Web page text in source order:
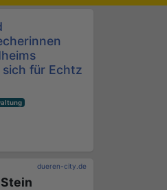
für Echtz
dueren-city.de